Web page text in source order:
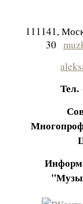
111141,
30
Тел.